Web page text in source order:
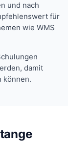
und nach
für
wie WMS
damit
können.